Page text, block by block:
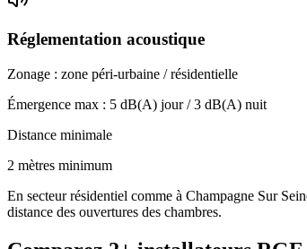
Réglementation acoustique
Zonage : zone péri-urbaine / résidentielle
Émergence max : 5 dB(A) jour /3 dB(A) nuit
Distance minimale
2 mètres minimum
En secteur résidentiel comme à Champagne Sur
distance des ouvertures des chambres.